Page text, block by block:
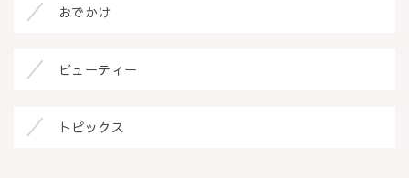
おでかけ
ビューティー
トピックス